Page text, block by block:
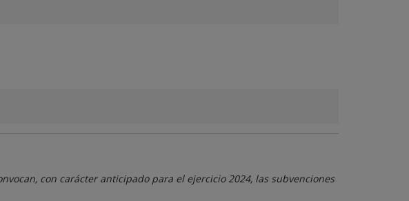
con carácter anticipado para el ejercicio 2024, las subvenciones